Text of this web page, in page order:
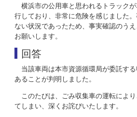
横浜市の公用車と思われるトラック
行しており、非常に危険を感じました
ない状況であったため、事実確認のう
お願いします。
回答
当該車両は本市資源循環局が委託す
あることが判明しました。
このたびは、ごみ収集車の運転によ
てしまい、深くお詫びいたします。